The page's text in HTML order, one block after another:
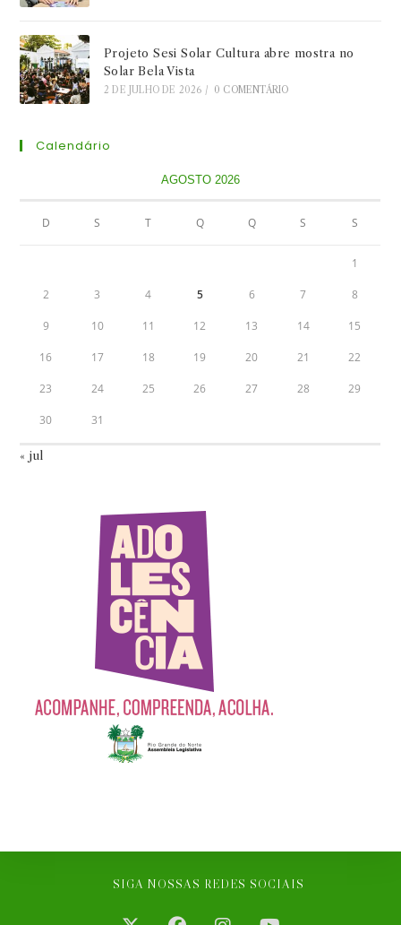
Projeto Sesi Solar Cultura abre mostra no
Solar Bela Vista
2 DE JULHO DE 2026 / 0 COMENTÁRIO
Calendário
AGOSTO 2026
D S T Q Q S S
1
2 3 4 5 6 7 8
9 10 11 12 13 14 15
16 17 18 19 20 21 22
23 24 25 26 27 28 29
30 31
« jul
SIGA NOSSAS REDES SOCIAIS